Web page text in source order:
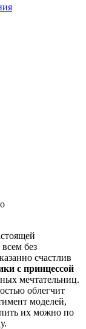
без
счастлив
с принцессой
мечтательниц.
облегчит
моделей,
их можно по